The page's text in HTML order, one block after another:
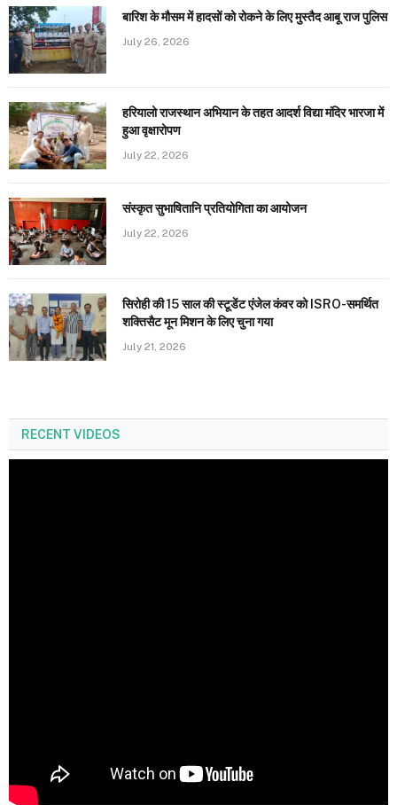
बारिश के मौसम में हादसों को रोकने के लिए मुस्तैद आबू राज पुलिस
July 26, 2026
हरियालो राजस्थान अभियान के तहत आदर्श विद्या मंदिर भारजा में
हुआ वृक्षारोपण
July 22, 2026
संस्कृत सुभाषितानि प्रतियोगिता का आयोजन
July 22, 2026
सिरोही की 15 साल की स्टूडेंट एंजेल कंवर को ISRO-समर्थित
शक्तिसैट मून मिशन के लिए चुना गया
July 21, 2026
RECENT VIDEOS